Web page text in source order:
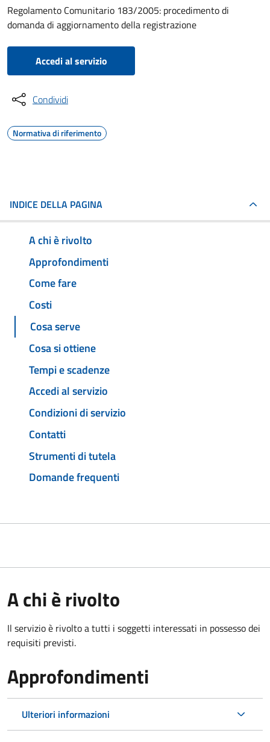
Regolamento Comunitario 183/2005: procedimento di
domanda di aggiornamento della registrazione
Accedi al servizio
Condividi
Normativa di riferimento
INDICE DELLA PAGINA
A chi è rivolto
Approfondimenti
Come fare
Costi
Cosa serve
Cosa si ottiene
Tempi e scadenze
Accedi al servizio
Condizioni di servizio
Contatti
Strumenti di tutela
Domande frequenti
A chi è rivolto
Il servizio è rivolto a tutti i soggetti interessati in possesso dei
requisiti previsti.
Approfondimenti
Ulteriori informazioni